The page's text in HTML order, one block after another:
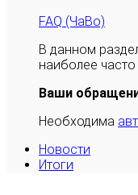
FAQ (ЧаВо)
В данном
наиболее
Ваши
Необходима
Новости
Итоги